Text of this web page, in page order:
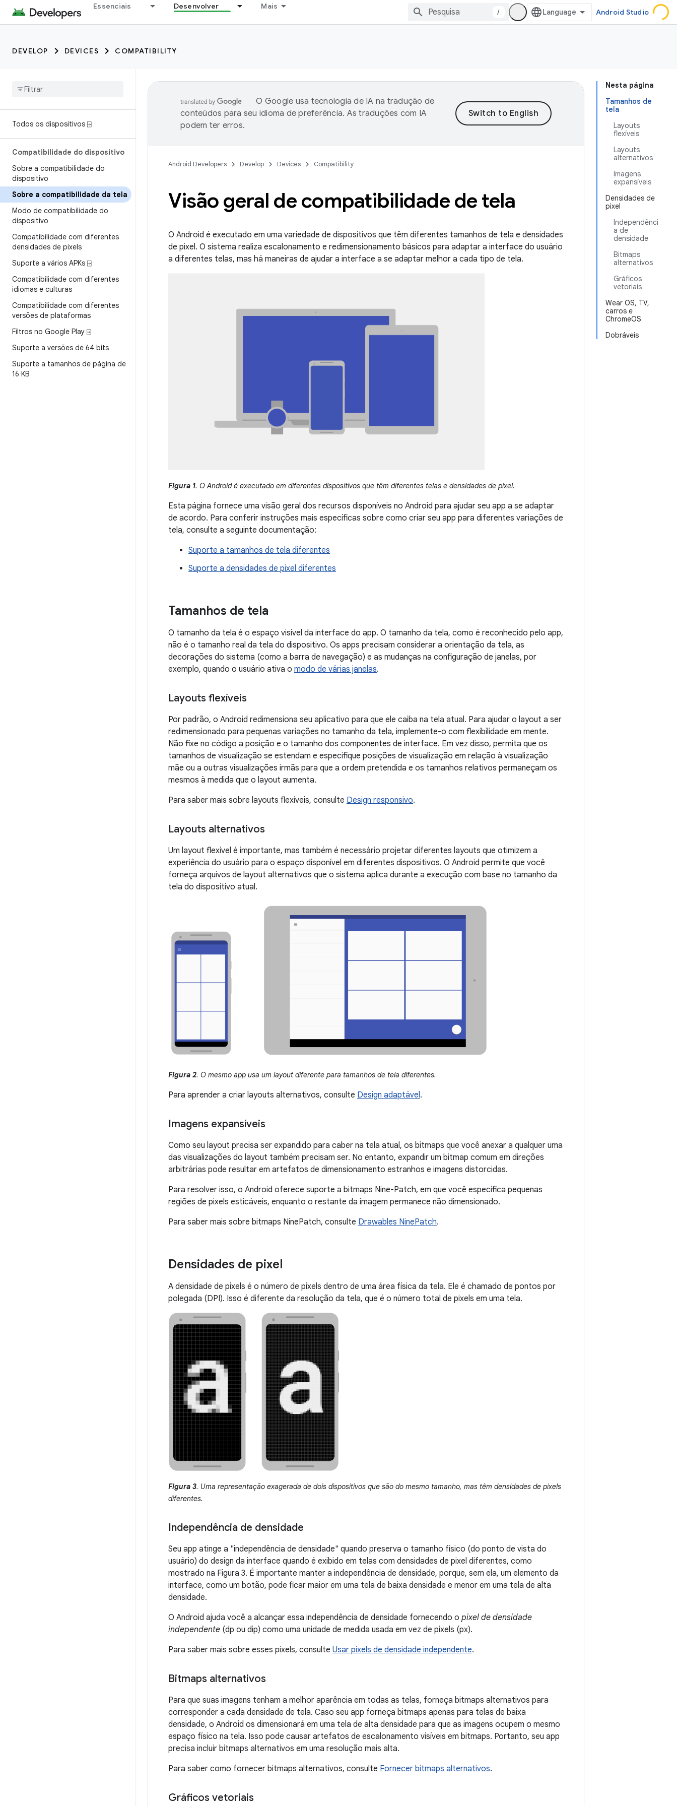
Essenciais Desenvolver Mais
/ Android Studio
DEVELOP DEVICES COMPATIBILITY
Todos os dispositivos ⍈
Compatibilidade do dispositivo
Sobre a compatibilidade do
dispositivo
Sobre a compatibilidade da tela
Modo de compatibilidade do
dispositivo
Compatibilidade com diferentes
densidades de pixels
Suporte a vários APKs ⍈
Compatibilidade com diferentes
idiomas e culturas
Compatibilidade com diferentes
versões de plataformas
Filtros no Google Play ⍈
Suporte a versões de 64 bits
Suporte a tamanhos de página de
16 KB
Nesta página
Tamanhos de
tela
Layouts
flexíveis
Layouts
alternativos
Imagens
expansíveis
Densidades de
pixel
Independênci
a de
densidade
Bitmaps
alternativos
Gráficos
vetoriais
Wear OS, TV,
carros e
ChromeOS
Dobráveis
O Google usa tecnologia de IA na tradução de
conteúdos para seu idioma de preferência. As traduções com IA
podem ter erros.
Android Developers Develop Devices Compatibility
Visão geral de compatibilidade de tela
O Android é executado em uma variedade de dispositivos que têm diferentes tamanhos de tela e densidades
de pixel. O sistema realiza escalonamento e redimensionamento básicos para adaptar a interface do usuário
a diferentes telas, mas há maneiras de ajudar a interface a se adaptar melhor a cada tipo de tela.
Figura 1. O Android é executado em diferentes dispositivos que têm diferentes telas e densidades de pixel.
Esta página fornece uma visão geral dos recursos disponíveis no Android para ajudar seu app a se adaptar
de acordo. Para conferir instruções mais específicas sobre como criar seu app para diferentes variações de
tela, consulte a seguinte documentação:
Suporte a tamanhos de tela diferentes
Suporte a densidades de pixel diferentes
Tamanhos de tela
O tamanho da tela é o espaço visível da interface do app. O tamanho da tela, como é reconhecido pelo app,
não é o tamanho real da tela do dispositivo. Os apps precisam considerar a orientação da tela, as
decorações do sistema (como a barra de navegação) e as mudanças na configuração de janelas, por
exemplo, quando o usuário ativa o modo de várias janelas.
Layouts flexíveis
Por padrão, o Android redimensiona seu aplicativo para que ele caiba na tela atual. Para ajudar o layout a ser
redimensionado para pequenas variações no tamanho da tela, implemente-o com flexibilidade em mente.
Não fixe no código a posição e o tamanho dos componentes de interface. Em vez disso, permita que os
tamanhos de visualização se estendam e especifique posições de visualização em relação à visualização
mãe ou a outras visualizações irmãs para que a ordem pretendida e os tamanhos relativos permaneçam os
mesmos à medida que o layout aumenta.
Para saber mais sobre layouts flexíveis, consulte Design responsivo.
Layouts alternativos
Um layout flexível é importante, mas também é necessário projetar diferentes layouts que otimizem a
experiência do usuário para o espaço disponível em diferentes dispositivos. O Android permite que você
forneça arquivos de layout alternativos que o sistema aplica durante a execução com base no tamanho da
tela do dispositivo atual.
Figura 2. O mesmo app usa um layout diferente para tamanhos de tela diferentes.
Para aprender a criar layouts alternativos, consulte Design adaptável.
Imagens expansíveis
Como seu layout precisa ser expandido para caber na tela atual, os bitmaps que você anexar a qualquer uma
das visualizações do layout também precisam ser. No entanto, expandir um bitmap comum em direções
arbitrárias pode resultar em artefatos de dimensionamento estranhos e imagens distorcidas.
Para resolver isso, o Android oferece suporte a bitmaps Nine-Patch, em que você especifica pequenas
regiões de pixels esticáveis, enquanto o restante da imagem permanece não dimensionado.
Para saber mais sobre bitmaps NinePatch, consulte Drawables NinePatch.
Densidades de pixel
A densidade de pixels é o número de pixels dentro de uma área física da tela. Ele é chamado de pontos por
polegada (DPI). Isso é diferente da resolução da tela, que é o número total de pixels em uma tela.
Figura 3. Uma representação exagerada de dois dispositivos que são do mesmo tamanho, mas têm densidades de pixels
diferentes.
Independência de densidade
Seu app atinge a "independência de densidade" quando preserva o tamanho físico (do ponto de vista do
usuário) do design da interface quando é exibido em telas com densidades de pixel diferentes, como
mostrado na Figura 3. É importante manter a independência de densidade, porque, sem ela, um elemento da
interface, como um botão, pode ficar maior em uma tela de baixa densidade e menor em uma tela de alta
densidade.
O Android ajuda você a alcançar essa independência de densidade fornecendo o pixel de densidade
independente (dp ou dip) como uma unidade de medida usada em vez de pixels (px).
Para saber mais sobre esses pixels, consulte Usar pixels de densidade independente.
Bitmaps alternativos
Para que suas imagens tenham a melhor aparência em todas as telas, forneça bitmaps alternativos para
corresponder a cada densidade de tela. Caso seu app forneça bitmaps apenas para telas de baixa
densidade, o Android os dimensionará em uma tela de alta densidade para que as imagens ocupem o mesmo
espaço físico na tela. Isso pode causar artefatos de escalonamento visíveis em bitmaps. Portanto, seu app
precisa incluir bitmaps alternativos em uma resolução mais alta.
Para saber como fornecer bitmaps alternativos, consulte Fornecer bitmaps alternativos.
Gráficos vetoriais